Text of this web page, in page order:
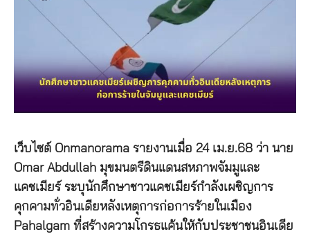
เว็บไซต์ Onmanorama รายงานเมื่อ 24 เม.ย.68 ว่า นาย
Omar Abdullah มุขมนตรีดินแดนสหภาพจัมมูและ
แคชเมียร์ ระบุนักศึกษาชาวแคชเมียร์กำลังเผชิญการ
คุกคามทั่วอินเดียหลังเหตุการก่อการร้ายในเมือง
Pahalgam ที่สร้างความโกรธแค้นให้กับประชาชนอินเดีย